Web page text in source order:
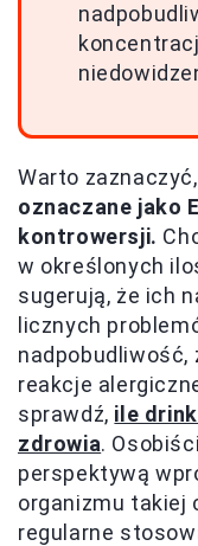
Warto
oznaczane jako
kontrowersji.
w określonych
sugerują, że ich
licznych
nadpobudliwość,
reakcje
sprawdź, ile
zdrowia.
perspektywą
organizmu takiej
regularne